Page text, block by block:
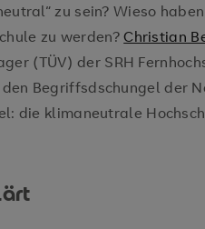
zu sein? Wieso
zu werden?Christian
(TÜV) der SRH
Begriffsdschungel der
die klimaneutrale